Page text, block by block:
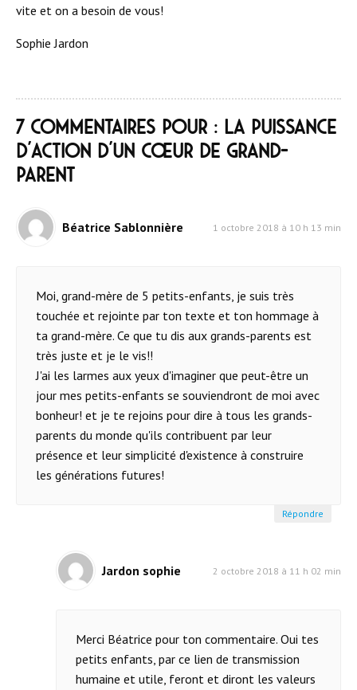
vite et on a besoin de vous!
Sophie Jardon
7 commentaires pour : La puissance
d’action d’un cœur de grand-
parent
Béatrice Sablonnière 1 octobre 2018 à 10 h 13 min
Moi, grand-mère de 5 petits-enfants, je suis très
touchée et rejointe par ton texte et ton hommage à
ta grand-mère. Ce que tu dis aux grands-parents est
très juste et je le vis!!
J'ai les larmes aux yeux d'imaginer que peut-être un
jour mes petits-enfants se souviendront de moi avec
bonheur! et je te rejoins pour dire à tous les grands-
parents du monde qu'ils contribuent par leur
présence et leur simplicité d'existence à construire
les générations futures!
Répondre
Jardon sophie 2 octobre 2018 à 11 h 02 min
Merci Béatrice pour ton commentaire. Oui tes
petits enfants, par ce lien de transmission
humaine et utile, feront et diront les valeurs